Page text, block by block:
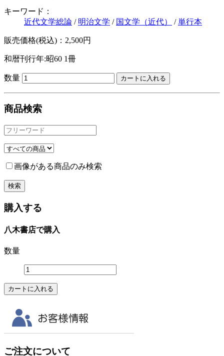
キーワード：
近代文学総論 / 明治文学 / 国文学（近代） /単行本
販売価格(税込)：2,500円
和暦刊行年:昭60 1冊
数量
商品検索
画像がある商品のみ検索
購入する
八木書店で購入
数量
ご注文について